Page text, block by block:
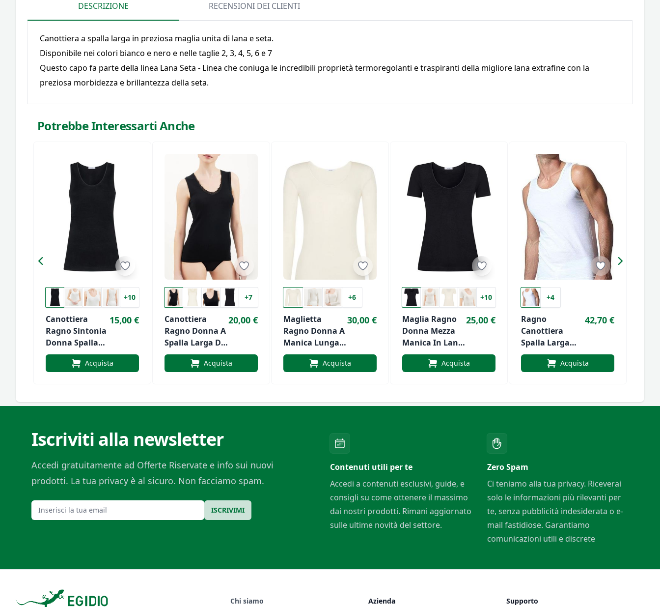
DESCRIZIONE RECENSIONI DEI CLIENTI
Canottiera a spalla larga in preziosa maglia unita di lana e seta.
Disponibile nei colori bianco e nero e nelle taglie 2, 3, 4, 5, 6 e 7
Questo capo fa parte della linea Lana Seta - Linea che coniuga le incredibili proprietà termoregolanti e traspiranti della migliore lana extrafine con la
preziosa morbidezza e brillantezza della seta.
Potrebbe Interessarti Anche
+10
Canottiera
Ragno Sintonia
Donna Spalla
Larga In Lana E
Cotone Art.2452
15,00 €
Acquista
+7
Canottiera
Ragno Donna A
Spalla Larga Di
Pura Lana Con
Pizzo Art.3092
20,00 €
Acquista
+6
Maglietta
Ragno Donna A
Manica Lunga
In Lana E Seta
Art.4029
30,00 €
Acquista
+10
Maglia Ragno
Donna Mezza
Manica In Lana
E Seta Art.4027
25,00 €
Acquista
+4
Ragno
Canottiera
Spalla Larga
100% Lana
Merinos 060032
42,70 €
Acquista
Iscriviti alla newsletter
Accedi gratuitamente ad Offerte Riservate e info sui nuovi
prodotti. La tua privacy è al sicuro. Non facciamo spam.
Email ISCRIVIMI
Contenuti utili per te
Accedi a contenuti esclusivi, guide, e
consigli su come ottenere il massimo
dai nostri prodotti. Rimani aggiornato
sulle ultime novità del settore.
Zero Spam
Ci teniamo alla tua privacy. Riceverai
solo le informazioni più rilevanti per
te, senza pubblicità indesiderata o e-
mail fastidiose. Garantiamo
comunicazioni utili e discrete
Chi siamo Azienda Supporto